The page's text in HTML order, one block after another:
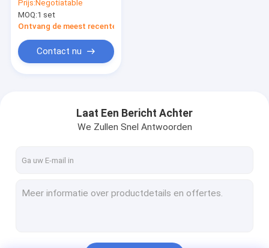
Verlenglijn SM 150M
300M 500M 1KM 2KM
OTDR test
Lancering Kabel Box
Prijs:Negotiatable
MOQ:1 set
Ontvang de meest recente Prijs
Contact nu
Laat Een Bericht Achter
We Zullen Snel Antwoorden